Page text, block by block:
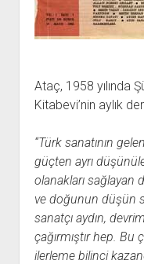
BARIŞ
DAVA
SOL
EMEK
KADIN
ÜYE
Ataç, 1958 yılında
Kitabevi’nin aylık
“Türk sanatının
güçten ayrı
olanakları
ve doğunun düşün
sanatçı aydın,
çağırmıştır hep. Bu
ilerleme bilinci